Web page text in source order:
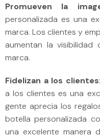
Promueven la
personalizada es una
marca. Los clientes y
aumentan la
marca.
Fidelizan a los clientes:
a los clientes es una
gente aprecia los
botella personalizada
una excelente manera